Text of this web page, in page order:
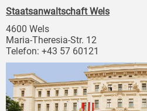
Staatsanwaltschaft Wels
4600 Wels
Maria-Theresia-Str. 12
Telefon: +43 57 60121